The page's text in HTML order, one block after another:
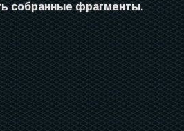
собранные фрагменты.